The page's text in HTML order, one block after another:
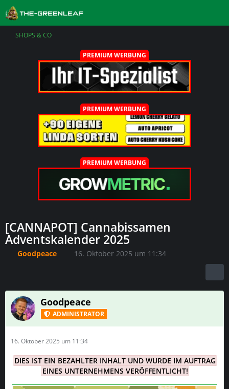
SHOPS & CO
PREMIUM WERBUNG
PREMIUM WERBUNG
PREMIUM WERBUNG
[CANNAPOT] Cannabissamen
Adventskalender 2025
Goodpeace 16. Oktober 2025 um 11:34
Goodpeace
ADMINISTRATOR
16. Oktober 2025 um 11:34
DIES IST EIN BEZAHLTER INHALT UND WURDE IM AUFTRAG
EINES UNTERNEHMENS VERÖFFENTLICHT!